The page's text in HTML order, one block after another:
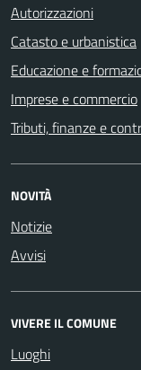
Autorizzazioni
Catasto e urbanistica
Educazione e
Imprese e commercio
Tributi, finanze e
NOVITÀ
Notizie
Avvisi
VIVERE IL COMUNE
Luoghi